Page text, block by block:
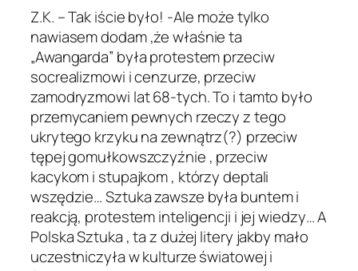
Z.K. – Tak iście było! -Ale może tylko
nawiasem dodam ,że właśnie ta
„Awangarda” była protestem przeciw
socrealizmowi i cenzurze, przeciw
zamodryzmowi lat 68-tych. To i tamto było
przemycaniem pewnych rzeczy z tego
ukrytego krzyku na zewnątrz(?) przeciw
tępej gomułkowszczyźnie , przeciw
kacykom i stupajkom , którzy deptali
wszędzie… Sztuka zawsze była buntem i
reakcją, protestem inteligencji i jej wiedzy… A
Polska Sztuka , ta z dużej litery jakby mało
uczestniczyła w kulturze światowej i